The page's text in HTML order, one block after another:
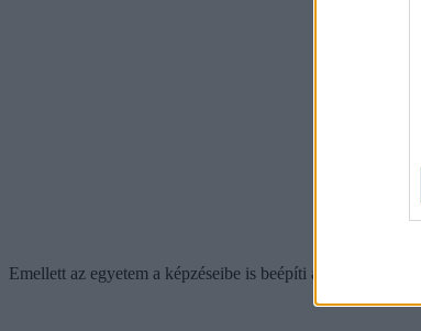
Emellett az egyetem a képzéseibe is beépíti a mesterséges